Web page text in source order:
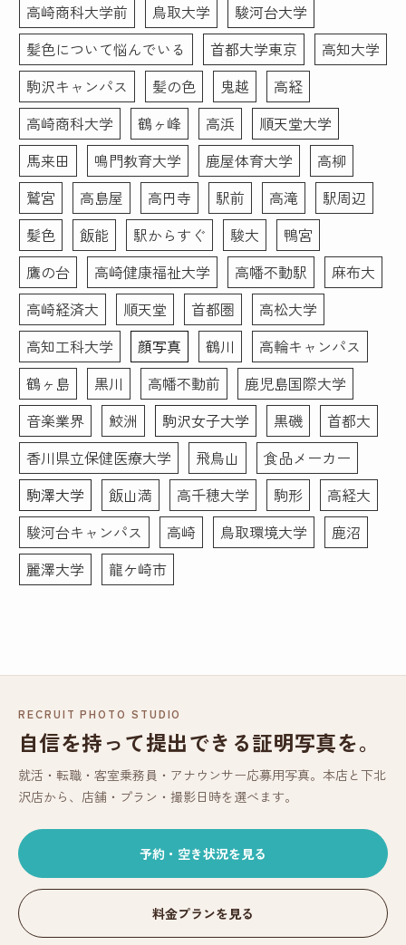
転職活動頑張ります！あり
がとうございました！
高崎商科大学前
鳥取大学
駿河台大学
髪色について悩んでいる
首都大学東京
高知大学
駒沢キャンパス
髪の色 鬼越
高経
高崎商科大学
鶴ヶ峰 高浜
順天堂大学
馬来田
鳴門教育大学 鹿屋体育大学
高柳
鷲宮
高島屋 高円寺 駅前 高滝
駅周辺
髪色
飯能 駅からすぐ 駿大
鴨宮
鷹の台
高崎健康福祉大学 高幡不動駅
麻布大
高崎経済大
順天堂 首都圏
高松大学
高知工科大学
顔写真 鶴川
高輪キャンパス
鶴ヶ島
黒川 高幡不動前
鹿児島国際大学
音楽業界
鮫洲 駒沢女子大学 黒磯
首都大
香川県立保健医療大学
飛鳥山
食品メーカー
駒澤大学
飯山満 高千穂大学 駒形
高経大
駿河台キャンパス
高崎 鳥取環境大学
鹿沼
麗澤大学
龍ケ崎市
RECRUIT PHOTO STUDIO
自信を持って提出できる証明写真を。
就活・転職・客室乗務員・アナウンサー応募用写真。本店と下北
沢店から、店舗・プラン・撮影日時を選べます。
予約・空き状況を見る
料金プランを見る